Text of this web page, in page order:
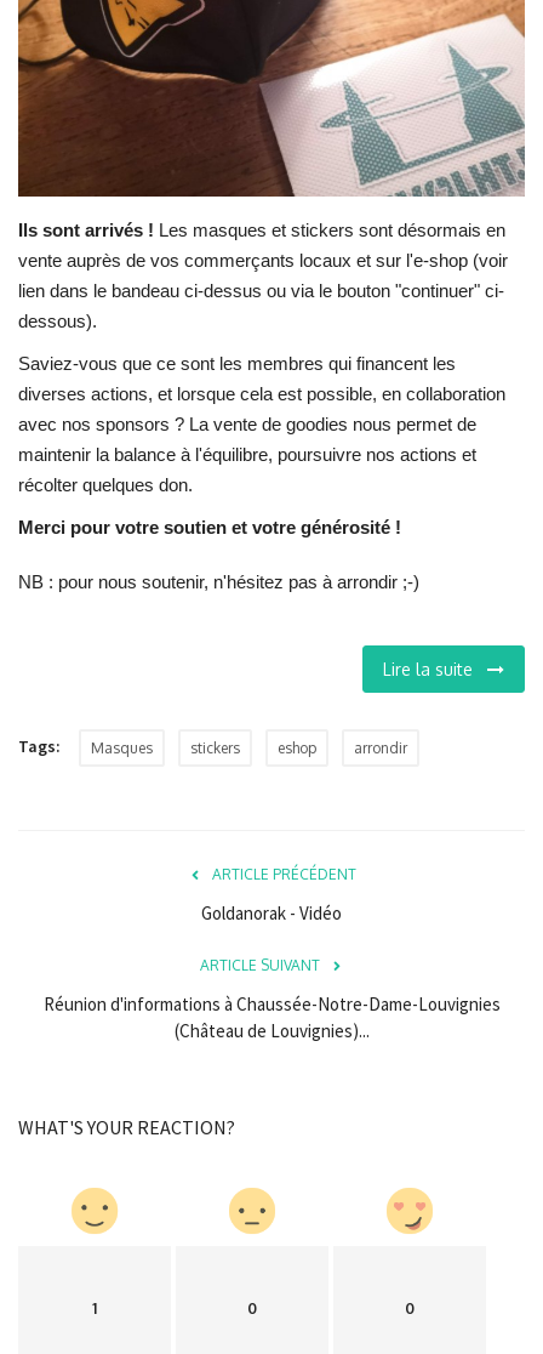
Contacts
Ils sont arrivés ! Les masques et stickers sont désormais en
vente auprès de vos commerçants locaux et sur l'e-shop (voir
lien dans le bandeau ci-dessus ou via le bouton "continuer" ci-
dessous).
Saviez-vous que ce sont les membres qui financent les
diverses actions, et lorsque cela est possible, en collaboration
avec nos sponsors ? La vente de goodies nous permet de
maintenir la balance à l'équilibre, poursuivre nos actions et
récolter quelques don.
Merci pour votre soutien et votre générosité !
NB : pour nous soutenir, n'hésitez pas à arrondir ;-)
Lire la suite
Tags: Masques stickers eshop arrondir
ARTICLE PRÉCÉDENT
Goldanorak - Vidéo
ARTICLE SUIVANT
Réunion d'informations à Chaussée-Notre-Dame-Louvignies
(Château de Louvignies)...
WHAT'S YOUR REACTION?
1 0 0